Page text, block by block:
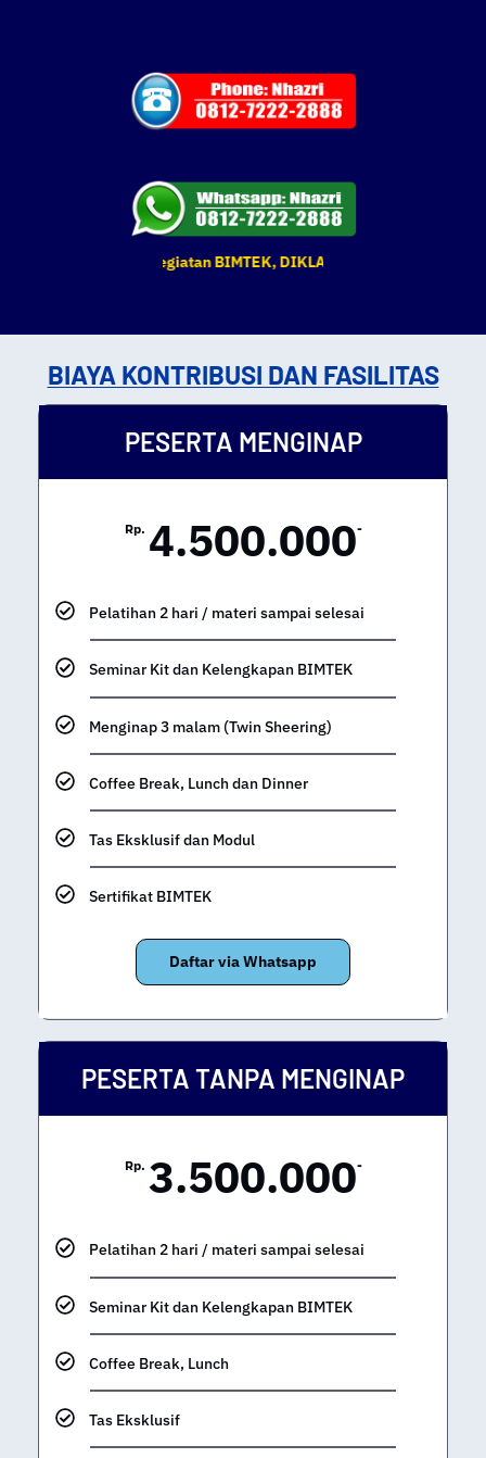
tempat kegiatan BIMTEK, DIKLAT & Pelatihan yang tertera
BIAYA KONTRIBUSI DAN FASILITAS
PESERTA MENGINAP
Rp. 4.500.000-
Pelatihan 2 hari / materi sampai selesai
Seminar Kit dan Kelengkapan BIMTEK
Menginap 3 malam (Twin Sheering)
Coffee Break, Lunch dan Dinner
Tas Eksklusif dan Modul
Sertifikat BIMTEK
Daftar via Whatsapp
PESERTA TANPA MENGINAP
Rp. 3.500.000-
Pelatihan 2 hari / materi sampai selesai
Seminar Kit dan Kelengkapan BIMTEK
Coffee Break, Lunch
Tas Eksklusif